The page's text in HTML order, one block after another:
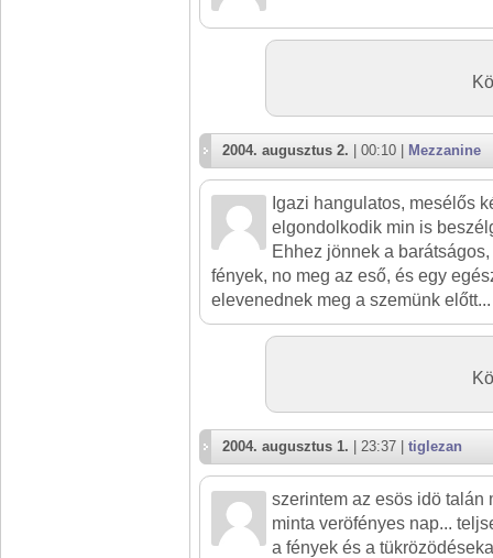
2004. augusztus 2. | 00:10 | Mezzanine
Igazi hangulatos, mesélős
elgondolkodik min is
Ehhez jönnek a
fények, no meg az eső, és egy
elevenednek meg a szemünk
2004. augusztus 1. | 23:37 | tiglezan
szerintem az esös idö talán
minta veröfényes nap...
a fények és a